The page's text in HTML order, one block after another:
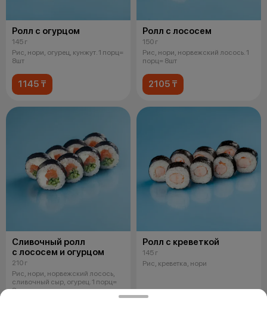
Ролл с огурцом
145 г
Рис, нори, огурец, кунжут. 1 порц=
8шт
1145 ₸
Ролл с лососем
150 г
Рис, нори, норвежский лосось. 1
порц= 8шт
2105 ₸
Сливочный ролл
с лососем и огурцом
210 г
Рис, нори, норвежский лосось,
сливочный сыр, огурец. 1 порц=
8шт
Ролл с креветкой
145 г
Рис, креветка, нори